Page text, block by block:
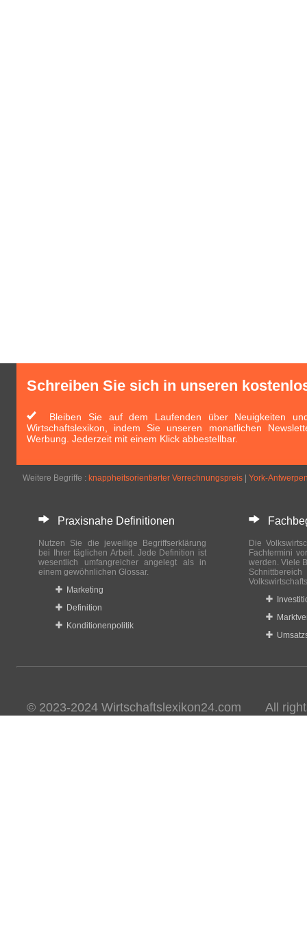
Schreiben Sie sich in unseren
Bleiben Sie auf dem Laufenden über Neuigkeiten
Wirtschaftslexikon, indem Sie unseren monatlichen
Werbung. Jederzeit mit einem Klick abbestellbar.
Weitere Begriffe : knappheitsorientierter Verrechnungspreis York-
Praxisnahe Definitionen
Nutzen Sie die jeweilige Begriffserklärung
bei Ihrer täglichen Arbeit. Jede Definition ist
wesentlich umfangreicher angelegt als in
einem gewöhnlichen Glossar.
Marketing
Definition
Konditionenpolitik
Die
Fachtermini
werden. Viele
© 2023-2024 Wirtschaftslexikon24.com All